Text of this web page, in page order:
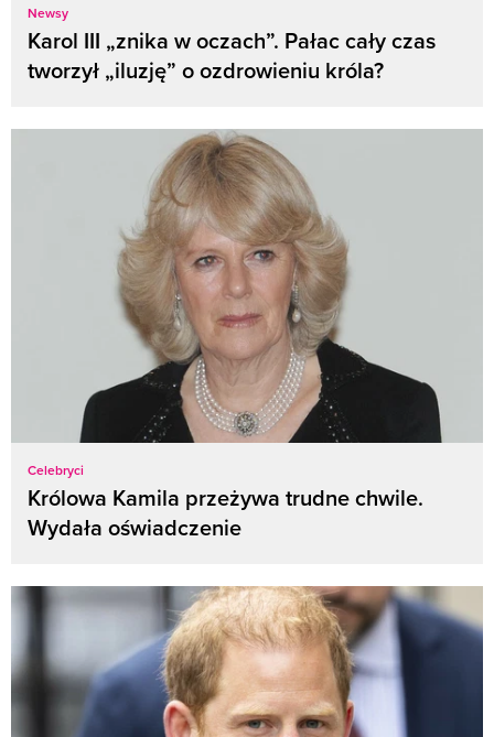
Newsy
Karol III „znika w oczach”. Pałac cały czas
tworzył „iluzję” o ozdrowieniu króla?
Celebryci
Królowa Kamila przeżywa trudne chwile.
Wydała oświadczenie